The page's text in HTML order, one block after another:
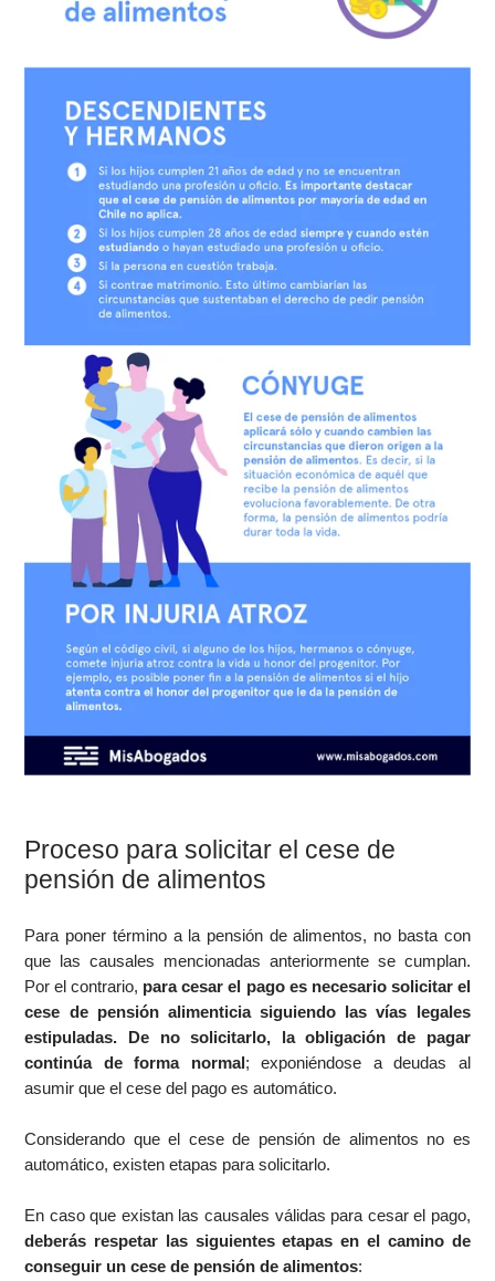
Proceso para solicitar el cese de
pensión de alimentos
Para poner término a la pensión de alimentos, no basta con
que las causales mencionadas anteriormente se cumplan.
Por el contrario, para cesar el pago es necesario solicitar el
cese de pensión alimenticia siguiendo las vías legales
estipuladas. De no solicitarlo, la obligación de pagar
continúa de forma normal; exponiéndose a deudas al
asumir que el cese del pago es automático.
Considerando que el cese de pensión de alimentos no es
automático, existen etapas para solicitarlo.
En caso que existan las causales válidas para cesar el pago,
deberás respetar las siguientes etapas en el camino de
conseguir un cese de pensión de alimentos: